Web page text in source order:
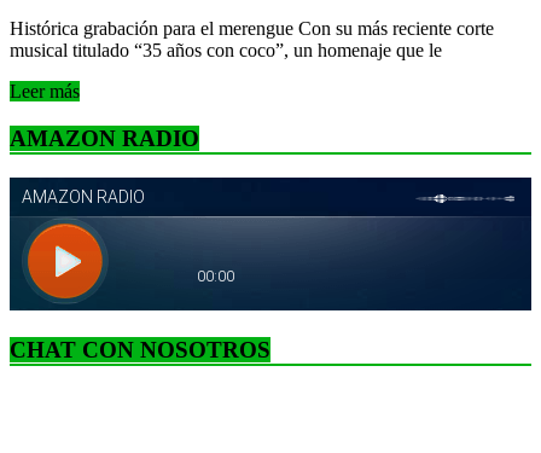
Histórica grabación para el merengue Con su más reciente corte
musical titulado “35 años con coco”, un homenaje que le
Leer más
AMAZON RADIO
CHAT CON NOSOTROS